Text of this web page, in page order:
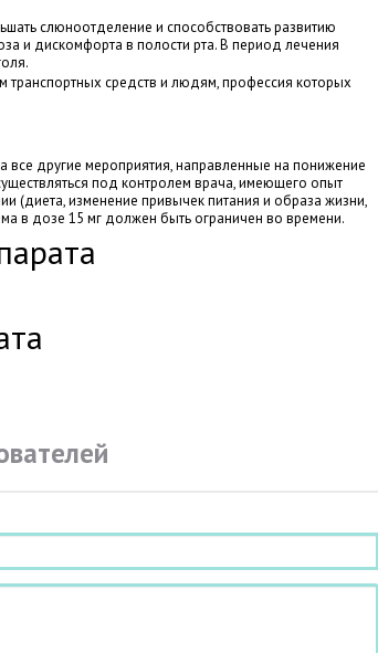
слюноотделение и способствовать развитию
и дискомфорта в полости рта. В период лечения
средств и людям, профессия которых
все другие мероприятия, направленные на понижение
под контролем врача, имеющего опыт
(диета, изменение привычек питания и образа жизни,
в дозе 15 мг должен быть ограничен во времени.